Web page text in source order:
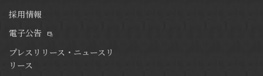
採用情報
電子公告
プレスリリース・ニュースリ
リース